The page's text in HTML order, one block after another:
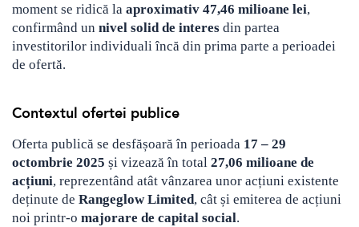
moment se ridică la aproximativ 47,46 milioane lei,
confirmând un nivel solid de interes din partea
investitorilor individuali încă din prima parte a perioadei
de ofertă.
Contextul ofertei publice
Oferta publică se desfășoară în perioada 17 – 29
octombrie 2025 și vizează în total 27,06 milioane de
acțiuni, reprezentând atât vânzarea unor acțiuni existente
deținute de Rangeglow Limited, cât și emiterea de acțiuni
noi printr-o majorare de capital social.